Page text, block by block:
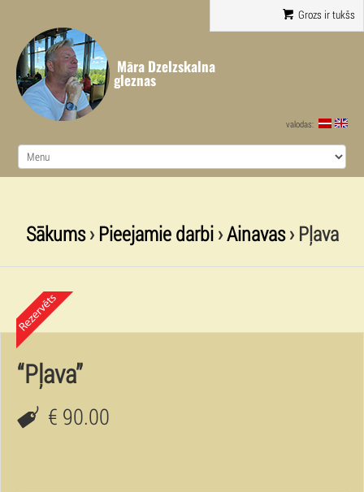
Grozs ir tukšs
Māra Dzelzskalna
gleznas
valodas:
Sākums› Pieejamie darbi›Ainavas› Pļava
“Pļava”
€ 90.00